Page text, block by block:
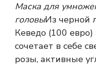
Маска для
головыИз черной
Кеведо (100
сочетает в себе
розы, активные